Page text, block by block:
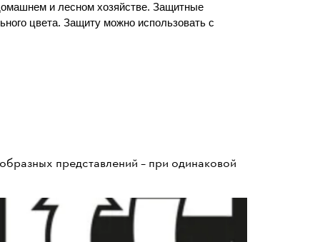
и лесном хозяйстве. Защитные
цвета. Защиту можно использовать с
представлений – при одинаковой